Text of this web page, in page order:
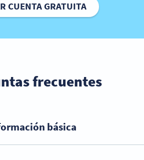
CUENTA GRATUITA
frecuentes
básica